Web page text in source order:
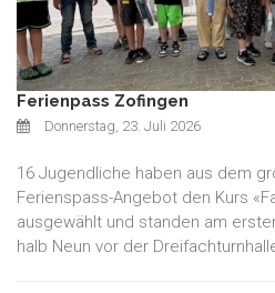
Ferienpass Zofingen
Donnerstag, 23. Juli 2026
16 Jugendliche haben aus dem
Ferienspass-Angebot den Kurs
ausgewählt und standen am
halb Neun vor der